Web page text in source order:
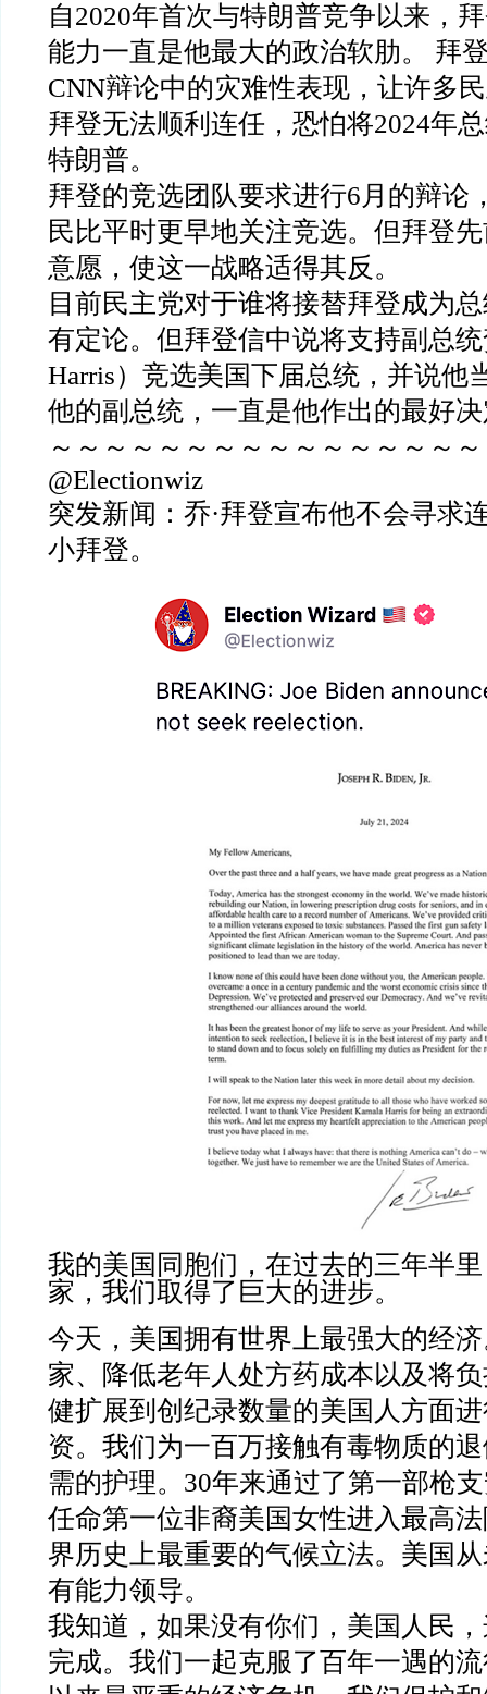
自2020年首次与特朗普竞争以来，
能力一直是他最大的政治软肋。 拜
CNN辩论中的灾难性表现，让许多
拜登无法顺利连任，恐怕将2024年
特朗普。
拜登的竞选团队要求进行6月的辩论
民比平时更早地关注竞选。但拜登
意愿，使这一战略适得其反。
目前民主党对于谁将接替拜登成为
有定论。但拜登信中说将支持副总统
Harris）竞选美国下届总统，并说他
他的副总统，一直是他作出的最好
～～～～～～～～～～～～～～～～
@Electionwiz
突发新闻：乔·拜登宣布他不会寻求
小拜登。
我的美国同胞们，在过去的三年半
家，我们取得了巨大的进步。
今天，美国拥有世界上最强大的经
家、降低老年人处方药成本以及将
健扩展到创纪录数量的美国人方面
资。我们为一百万接触有毒物质的
需的护理。30年来通过了第一部枪
任命第一位非裔美国女性进入最高
界历史上最重要的气候立法。美国
有能力领导。
我知道，如果没有你们，美国人民
完成。我们一起克服了百年一遇的